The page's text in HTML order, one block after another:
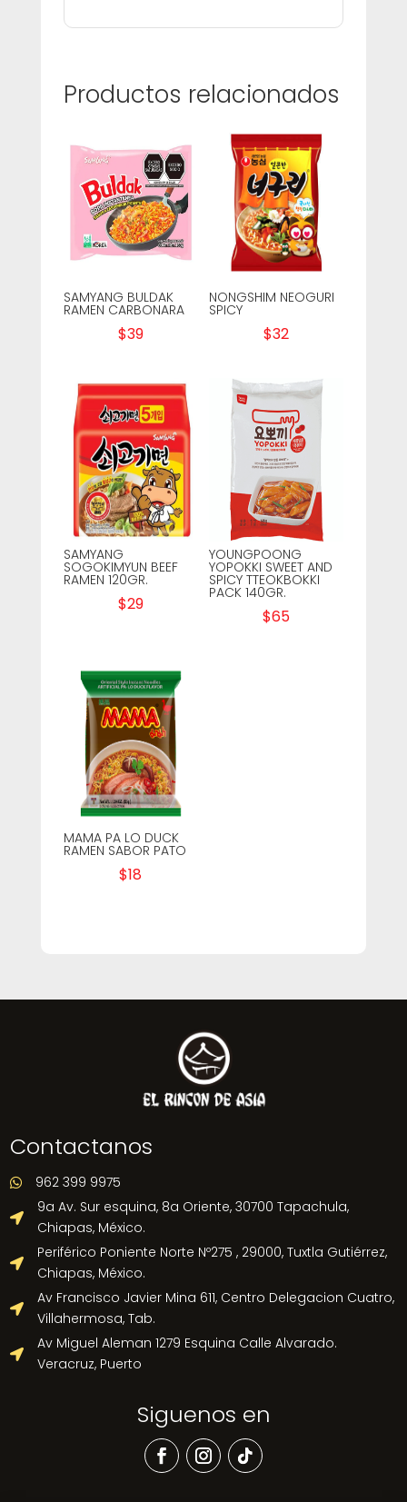
Productos relacionados
SAMYANG BULDAK
RAMEN CARBONARA
$39
NONGSHIM NEOGURI
SPICY
$32
SAMYANG
SOGOKIMYUN BEEF
RAMEN 120GR.
$29
YOUNGPOONG
YOPOKKI SWEET AND
SPICY TTEOKBOKKI
PACK 140GR.
$65
MAMA PA LO DUCK
RAMEN SABOR PATO
$18
Contactanos
 962 399 9975

9a Av. Sur esquina, 8a Oriente, 30700 Tapachula,
Chiapas, México.

Periférico Poniente Norte Nº275 , 29000, Tuxtla Gutiérrez,
Chiapas, México.

Av Francisco Javier Mina 611, Centro Delegacion Cuatro,
Villahermosa, Tab.

Av Miguel Aleman 1279 Esquina Calle Alvarado.
Veracruz, Puerto
Siguenos en